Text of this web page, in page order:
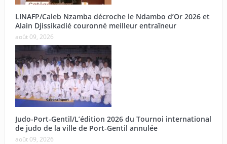
LINAFP/Caleb Nzamba décroche le Ndambo d’Or 2026 et
Alain Djissikadié couronné meilleur entraîneur
août 09, 2026
Judo-Port-Gentil/L’édition 2026 du Tournoi international
de judo de la ville de Port-Gentil annulée
août 09, 2026